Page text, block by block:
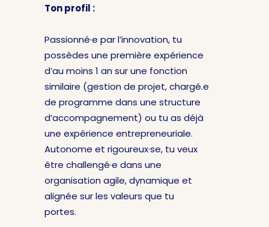
Ton profil :
Passionné·e par l’innovation, tu
possèdes une première expérience
d’au moins 1 an sur une fonction
similaire (gestion de projet, chargé.e
de programme dans une structure
d’accompagnement) ou tu as déjà
une expérience entrepreneuriale.
Autonome et rigoureux·se, tu veux
être challengé·e dans une
organisation agile, dynamique et
alignée sur les valeurs que tu
portes.